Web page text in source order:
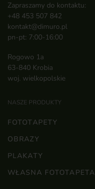
Zapraszamy do kontaktu:
+48 453 507 842
kontakt@dimuro.pl
pn-pt: 7:00-16:00
Rogowo 1a
63-840 Krobia
woj. wielkopolskie
NASZE PRODUKTY
FOTOTAPETY
OBRAZY
PLAKATY
WŁASNA FOTOTAPETA